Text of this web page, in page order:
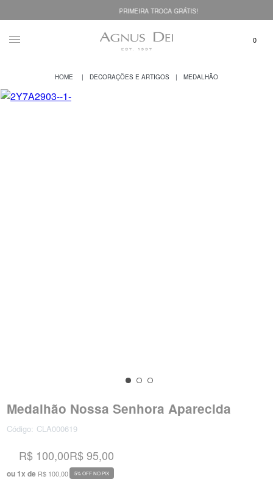
PRIMEIRA TROCA GRÁTIS!
DECORAÇÕES E ARTIGOS MEDALHÃO
Medalhão Nossa Senhora Aparecida
Código: CLA000619
R$ 100,00
ou 1x de R$ 100,00
R$ 95,00
5% OFF NO PIX